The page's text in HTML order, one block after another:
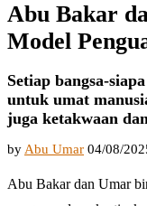
Abu Bakar
Model
Setiap bangsa-
untuk umat
juga ketakwaan
by Abu Umar 04/08/
Abu Bakar dan Umar